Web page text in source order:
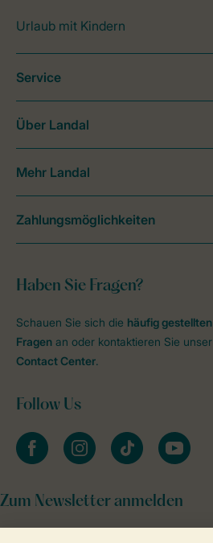
Urlaub mit Kindern
Haben Sie Fragen?
Schauen Sie sich die häufig gestellten
Fragen an oder kontaktieren Sie unser
Contact Center.
Follow Us
facebookinstagramtiktok youtube
Zum Newsletter anmelden
Service
Über Landal
Mehr Landal
Zahlungsmöglichkeiten